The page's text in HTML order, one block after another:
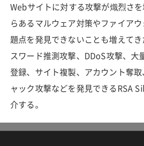
Webサイトに対する攻撃が熾烈さ
らあるマルウェア対策やファイア
題点を発見できないことも増えて
スワード推測攻撃、DDoS攻撃、大
登録、サイト複製、アカウント奪
ャック攻撃などを発見できるRSA
介する。